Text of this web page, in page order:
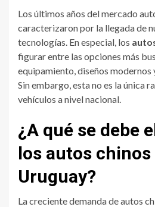
Los últimos años del mercado
caracterizaron por la llegada de
tecnologías. En especial, los
figurar entre las opciones más
equipamiento, diseños
Sin embargo, esta no es la única
vehículos a nivel nacional.
¿A qué se debe
los autos chinos
Uruguay?
La creciente demanda de autos